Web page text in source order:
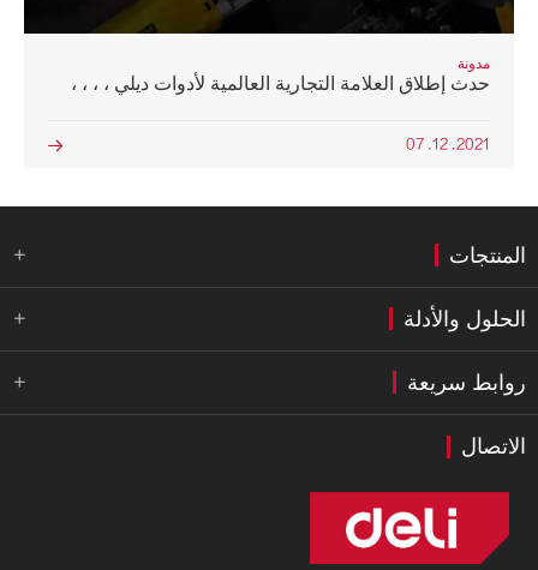
مدونة
حدث إطلاق العلامة التجارية العالمية لأدوات ديلي ، ، ، ،
2021. 12. 07

المنتجات 
الحلول والأدلة 
روابط سريعة 
الاتصال